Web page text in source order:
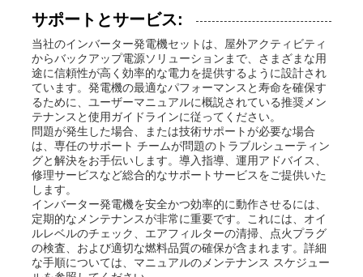
サポートとサービス:
当社のインバーター発電機セットは、屋外アクティビティ
からバックアップ電源ソリューションまで、さまざまな用
途に信頼性が高く効率的な電力を提供するように設計され
ています。発電機の最適なパフォーマンスと寿命を確保す
るために、ユーザーマニュアルに概説されている推奨メン
テナンスと使用ガイドラインに従ってください。
問題が発生した場合、または技術サポートが必要な場合
は、専任のサポート チームが問題のトラブルシューティン
グと解決をお手伝いします。導入指導、運用アドバイス、
修理サービスなど総合的なサポートサービスをご提供いた
します。
インバーター発電機を安全かつ効率的に動作させるには、
定期的なメンテナンスが非常に重要です。これには、オイ
ルレベルのチェック、エアフィルターの清掃、点火プラグ
の検査、および適切な燃料品質の確保が含まれます。詳細
な手順については、マニュアルのメンテナンス スケジュー